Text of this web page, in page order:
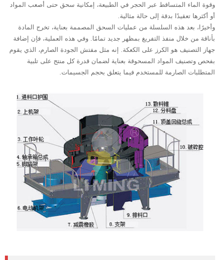
وقوة الماء المتساقط عبر الحجر في الطبيعة، إمكانية سحق حتى أصعب المواد
أو أكثرها تعقيدًا بدقة إلى حالة مثالية.
وأخيرًا، بعد هذه السلسلة من عمليات السحق المصممة بعناية، تخرج المادة
بأناقة من خلال منفذ التفريغ بمظهر جديد تمامًا. وفي هذه العملية، فإن إضافة
جهاز التصنيف هو الكرز على الكعكة. إنه مثل مفتش الجودة الصارم، الذي يقوم
بفحص وتصنيف المواد المسحوقة بعناية لضمان قدرة كل منتج على تلبية
المتطلبات الصارمة للمستخدم فيما يتعلق بحجم الجسيمات.